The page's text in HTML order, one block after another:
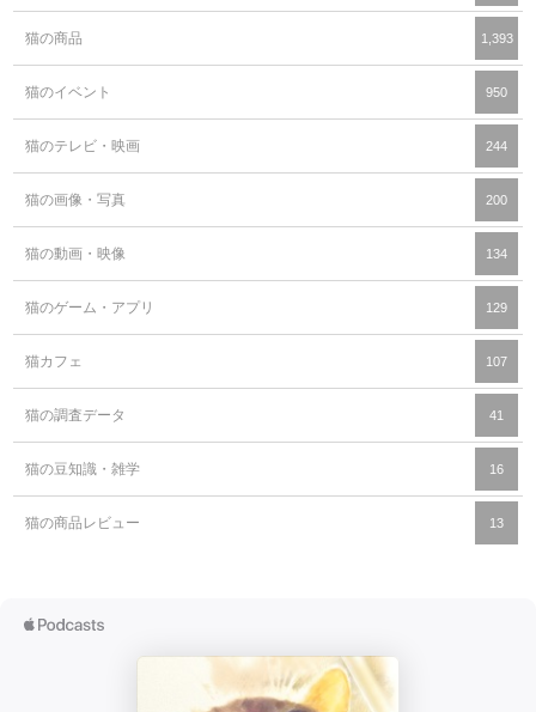
猫の商品 1,393
猫のイベント 950
猫のテレビ・映画 244
猫の画像・写真 200
猫の動画・映像 134
猫のゲーム・アプリ 129
猫カフェ 107
猫の調査データ 41
猫の豆知識・雑学 16
猫の商品レビュー 13